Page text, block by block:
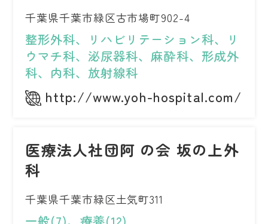
千葉県千葉市緑区古市場町902-4
整形外科、リハビリテーション科、リ
ウマチ科、泌尿器科、麻酔科、形成外
科、内科、放射線科
http://www.yoh-hospital.com/
医療法人社団阿 の会 坂の上外
科
千葉県千葉市緑区土気町311